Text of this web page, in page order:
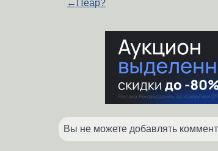
← Пеар?
Вы не можете добавлять